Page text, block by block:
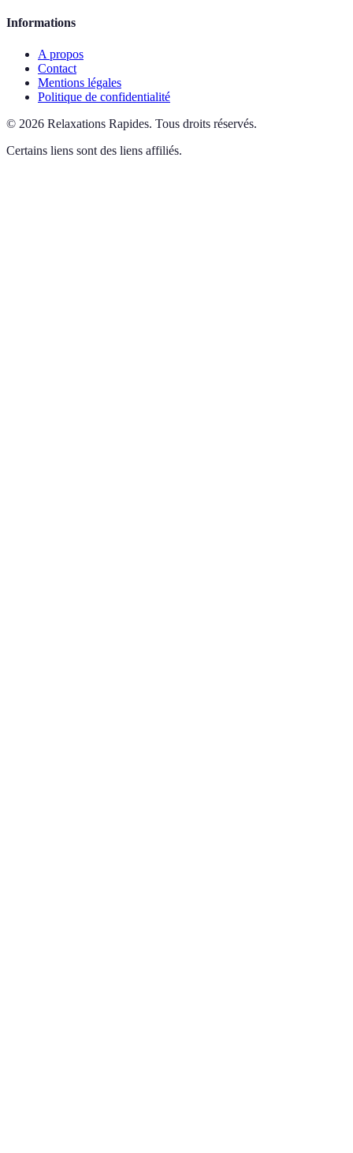
Informations
A propos
Contact
Mentions légales
Politique de confidentialité
© 2026 Relaxations Rapides. Tous droits réservés.
Certains liens sont des liens affiliés.